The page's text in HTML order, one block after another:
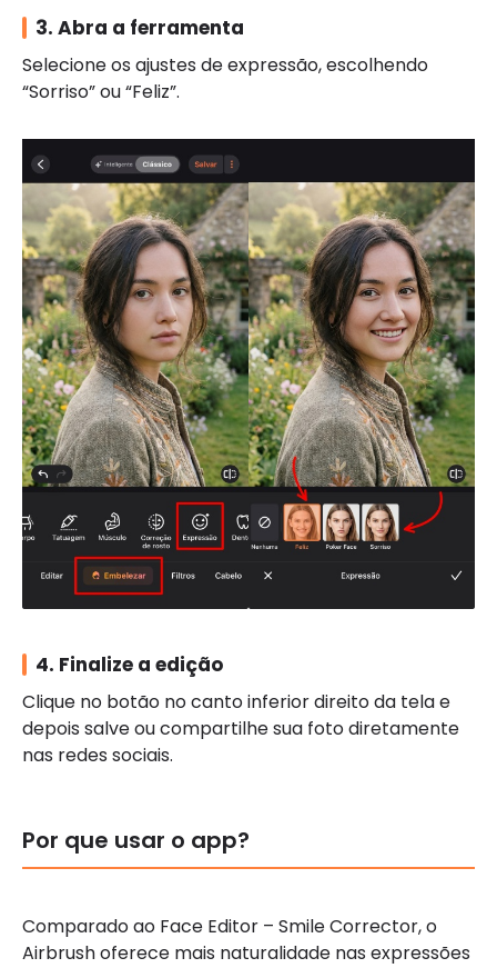
3. Abra a ferramenta
Selecione os ajustes de expressão, escolhendo
“Sorriso” ou “Feliz”.
4. Finalize a edição
Clique no botão no canto inferior direito da tela e
depois salve ou compartilhe sua foto diretamente
nas redes sociais.
Por que usar o app?
Comparado ao Face Editor – Smile Corrector, o
Airbrush oferece mais naturalidade nas expressões